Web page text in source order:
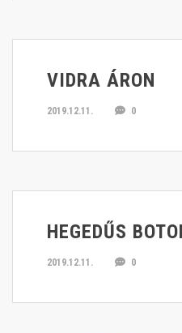
VIDRA ÁRON
2019.12.11. 0
HEGEDŰS
2019.12.11. 0